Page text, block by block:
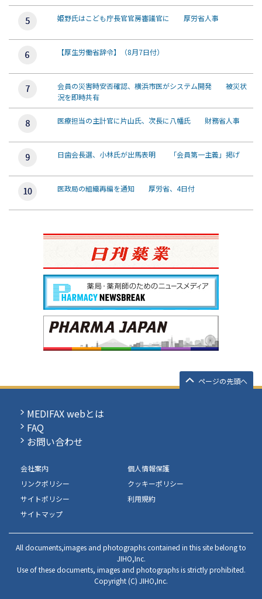
姫野氏はこども庁長官官房審議官に 厚労省人事
【厚生労働省辞令】（8月7日付）
会員の災害時安否確認、横浜市医がシステム開発 被災状
況を即時共有
医療担当の主計官に片山氏、次長に八幡氏 財務省人事
日歯会長選、小林氏が出馬表明 「会員第一主義」掲げ
医政局の組織再編を通知 厚労省、4日付
ページの先頭へ
MEDIFAX webとは
FAQ
お問い合わせ
会社案内
個人情報保護
リンクポリシー
クッキーポリシー
サイトポリシー
利用規約
サイトマップ
All documents,images and photographs contained in this site belong to
JIHO,Inc.
Use of these documents, images and photographs is strictly prohibited.
Copyright (C) JIHO,Inc.